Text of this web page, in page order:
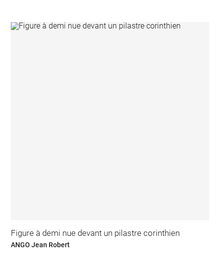
Figure à demi nue devant un pilastre corinthien
ANGO Jean Robert